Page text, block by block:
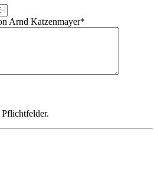
Arnd Katzenmayer*